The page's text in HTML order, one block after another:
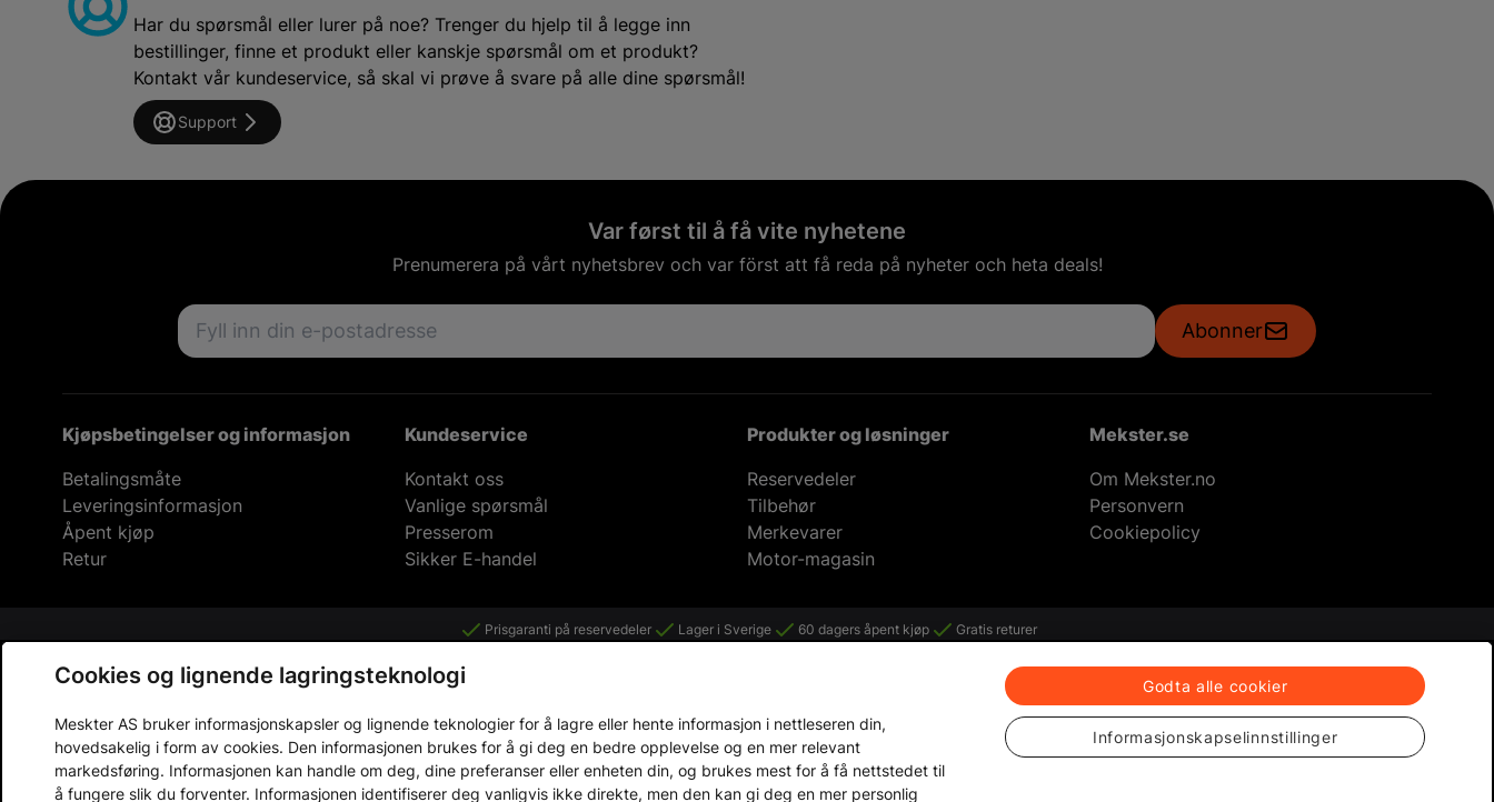
Har du spørsmål eller lurer på noe? Trenger du hjelp til å legge inn
bestillinger, finne et produkt eller kanskje spørsmål om et produkt?
Kontakt vår kundeservice, så skal vi prøve å svare på alle dine spørsmål!
Support
Var først til å få vite nyhetene
Prenumerera på vårt nyhetsbrev och var först att få reda på nyheter och heta deals!
Email address
Abonner
Kjøpsbetingelser og informasjon
Betalingsmåte
Leveringsinformasjon
Åpent kjøp
Retur
Kundeservice
Kontakt oss
Vanlige spørsmål
Presserom
Sikker E-handel
Produkter og løsninger
Reservedeler
Tilbehør
Merkevarer
Motor-magasin
Mekster.se
Om Mekster.no
Personvern
Cookiepolicy
Prisgaranti på reservedeler Lager i Sverige 60 dagers åpent kjøp Gratis returer
Cookies og lignende lagringsteknologi
Meskter AS bruker informasjonskapsler og lignende teknologier for å lagre eller hente informasjon i nettleseren din,
hovedsakelig i form av cookies. Den informasjonen brukes for å gi deg en bedre opplevelse og en mer relevant
markedsføring. Informasjonen kan handle om deg, dine preferanser eller enheten din, og brukes mest for å få nettstedet til
å fungere slik du forventer. Informasjonen identifiserer deg vanligvis ikke direkte, men den kan gi deg en mer personlig
Godta alle cookier
Informasjonskapselinnstillinger